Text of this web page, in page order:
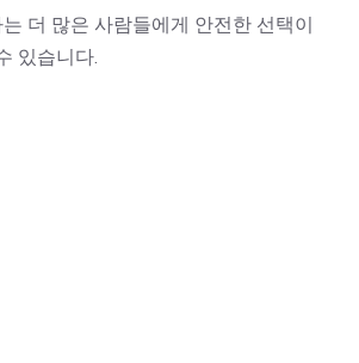
더 많은 사람들에게 안전한 선택이
있습니다.